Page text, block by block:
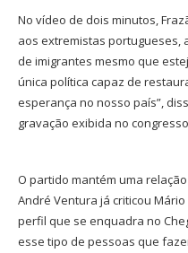
No vídeo de dois minutos,
aos extremistas portugueses,
de imigrantes mesmo que
única política capaz de
esperança no nosso país”,
gravação exibida no
O partido mantém uma
André Ventura já criticou
perfil que se enquadra no
esse tipo de pessoas que